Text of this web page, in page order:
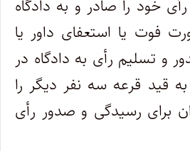
خود را صادر و به دادگاه
فوت یا استعفای داور یا
و تسلیم رأی به دادگاه در
قید قرعه سه نفر دیگر را
برای رسیدگی و صدور رأی